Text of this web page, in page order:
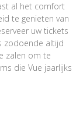
al het comfort
te genieten van
uw tickets
zodoende altijd
zalen om te
die Vue jaarlijks